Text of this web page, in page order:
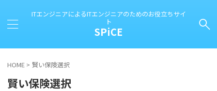
ITエンジニアによるITエンジニアのためのお役立ちサイ
ト
SPiCE
HOME > 賢い保険選択
賢い保険選択